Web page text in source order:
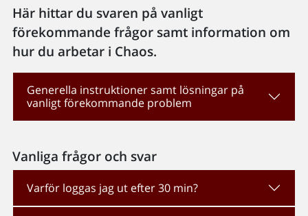
Här hittar du svaren på vanligt
förekommande frågor samt information om
hur du arbetar i Chaos.
Generella instruktioner samt lösningar på
vanligt förekommande problem
Vanliga frågor och svar
Varför loggas jag ut efter 30 min?